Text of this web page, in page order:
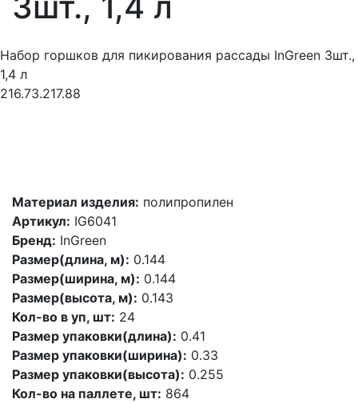
Набор горшков для пикирования рассады InGreen 3шт.,
1,4 л
216.73.217.88
Материал изделия: полипропилен
Артикул: IG6041
Бренд: InGreen
Размер(длина, м): 0.144
Размер(ширина, м): 0.144
Размер(высота, м): 0.143
Кол-во в уп, шт: 24
Размер упаковки(длина): 0.41
Размер упаковки(ширина): 0.33
Размер упаковки(высота): 0.255
Кол-во на паллете, шт: 864